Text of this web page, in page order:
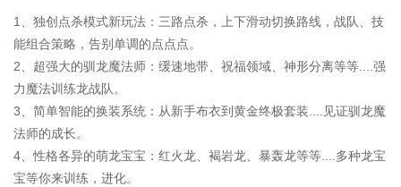
1、独创点杀模式新玩法：三路点杀，上下滑动切换路线，战队、技
能组合策略，告别单调的点点点。
2、超强大的驯龙魔法师：缓速地带、祝福领域、神形分离等等....强
力魔法训练龙战队。
3、简单智能的换装系统：从新手布衣到黄金终极套装....见证驯龙魔
法师的成长。
4、性格各异的萌龙宝宝：红火龙、褐岩龙、暴轰龙等等....多种龙宝
宝等你来训练，进化。